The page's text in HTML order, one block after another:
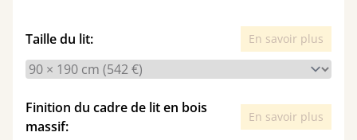
Taille du lit: En savoir plus
Finition du cadre de lit en bois
massif:
En savoir plus